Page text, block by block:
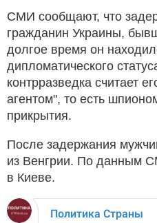
СМИ сообщают, что
гражданин Украины,
долгое время он
дипломатического
контрразведка считает
агентом", то есть
прикрытия.
После задержания
из Венгрии. По данным
в Киеве.